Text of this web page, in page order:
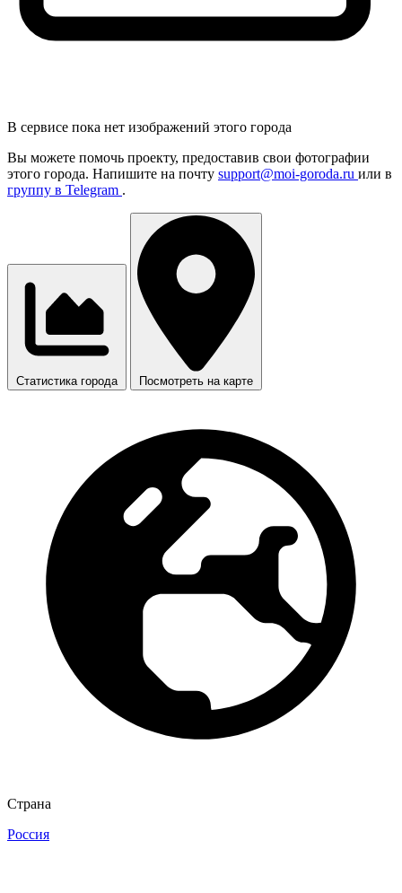
В сервисе пока нет изображений этого города
Вы можете помочь проекту, предоставив свои фотографии
этого города. Напишите на почту support@moi-goroda.ru или в
группу в Telegram .
Статистика города Посмотреть на карте
Страна
Россия